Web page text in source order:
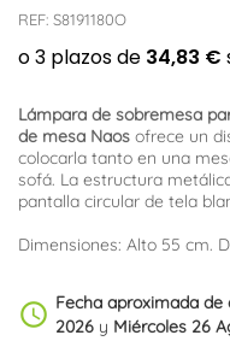
REF: S8191180O
Lámpara de sobremesa
de mesa Naos ofrece un
colocarla tanto en una
sofá. La estructura
pantalla circular de tela
Dimensiones: Alto 55 cm.
schedule Fecha aproximada de
2026 y Miércoles 26